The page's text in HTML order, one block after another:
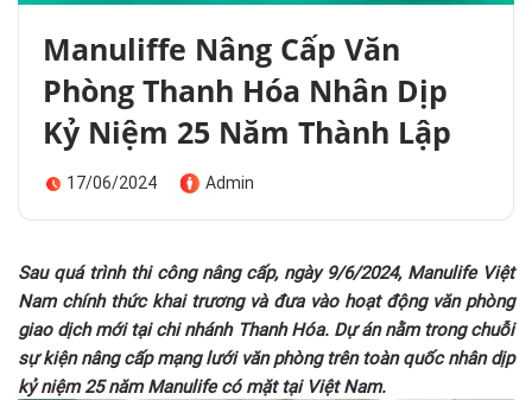
Manuliffe Nâng Cấp Văn
Phòng Thanh Hóa Nhân Dịp
Kỷ Niệm 25 Năm Thành Lập
17/06/2024 Admin
Sau quá trình thi công nâng cấp, ngày9/6/2024, Manulife Việt
Nam chính thức khai trương và đưa vào hoạt động văn phòng
giao dịch mới tạichi nhánh Thanh Hóa. Dự án nằm trong chuỗi
sự kiện nâng cấp mạng lưới văn phòng trên toàn quốc nhân dịp
kỷ niệm25 năm Manulife có mặt tại Việt Nam.